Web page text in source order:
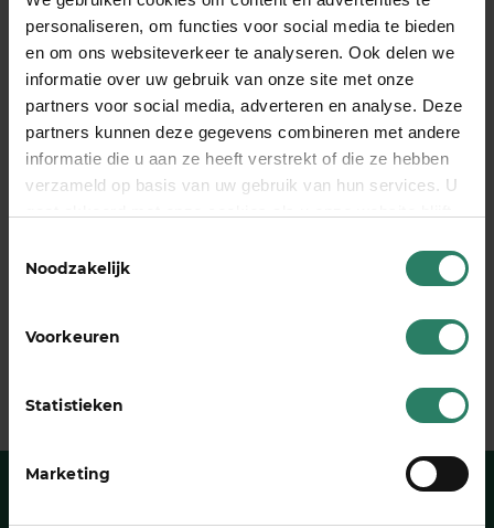
personaliseren, om functies voor social media te bieden
en om ons websiteverkeer te analyseren. Ook delen we
informatie over uw gebruik van onze site met onze
partners voor social media, adverteren en analyse. Deze
partners kunnen deze gegevens combineren met andere
informatie die u aan ze heeft verstrekt of die ze hebben
verzameld op basis van uw gebruik van hun services. U
Noodzakelijk
Voorkeuren
Statistieken
Marketing
Het is jouw geld, jouw tijd en jouw energie.
Zorg er goed voor!
SharePeople is meer dan een basisinkomen bij
ziekte. We helpen je graag bij het voorkomen van
arbeidsongeschiktheid.Ben jij al deelnemer?
Deel dit stuk